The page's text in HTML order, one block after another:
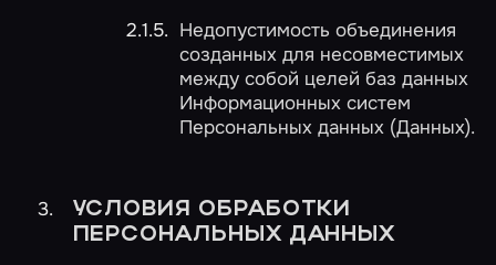
Недопустимость объединения
созданных для несовместимых
между собой целей баз данных
Информационных систем
Персональных данных (Данных).
УСЛОВИЯ ОБРАБОТКИ
ПЕРСОНАЛЬНЫХ ДАННЫХ